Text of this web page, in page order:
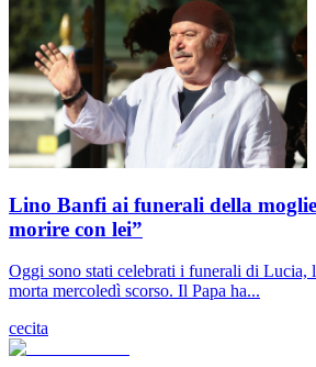
Lino Banfi ai funerali della
morire con lei”
Oggi sono stati celebrati i funerali di
morta mercoledì scorso. Il Papa ha...
cecita